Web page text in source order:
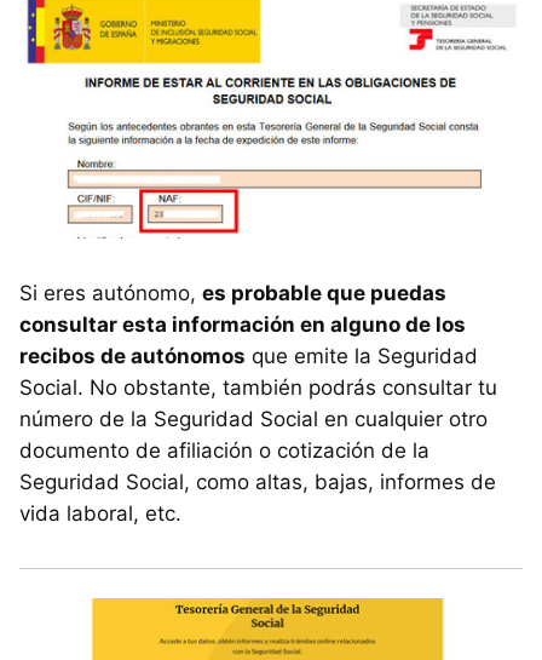
Si eres autónomo, es probable que puedas
consultar esta información en alguno de los
recibos de autónomos que emite la Seguridad
Social. No obstante, también podrás consultar tu
número de la Seguridad Social en cualquier otro
documento de afiliación o cotización de la
Seguridad Social, como altas, bajas, informes de
vida laboral, etc.